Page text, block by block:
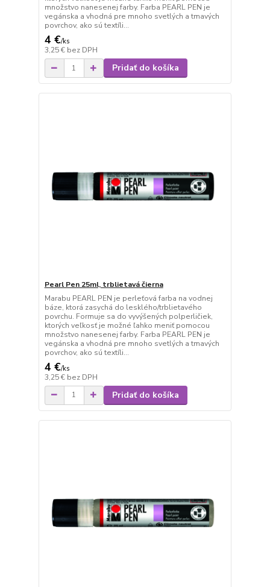
množstvo nanesenej farby. Farba PEARL PEN je
vegánska a vhodná pre mnoho svetlých a tmavých
povrchov, ako sú textíli...
4 €/ks
3,25 € bez DPH
Pridať do košíka
Pearl Pen 25ml, trblietavá čierna
Marabu PEARL PEN je perleťová farba na vodnej
báze, ktorá zasychá do lesklého/trblietavého
povrchu. Formuje sa do vyvýšených polperličiek,
ktorých veľkosť je možné ľahko meniť pomocou
množstvo nanesenej farby. Farba PEARL PEN je
vegánska a vhodná pre mnoho svetlých a tmavých
povrchov, ako sú textíli...
4 €/ks
3,25 € bez DPH
Pridať do košíka